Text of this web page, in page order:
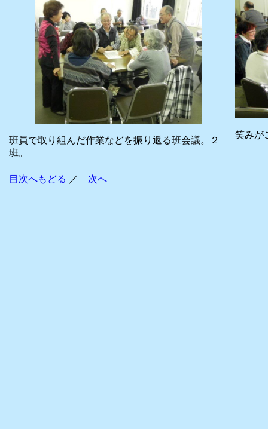
班員で取り組んだ作業などを振り返る班会議。２
班。
笑みが
目次へもどる ／ 次へ